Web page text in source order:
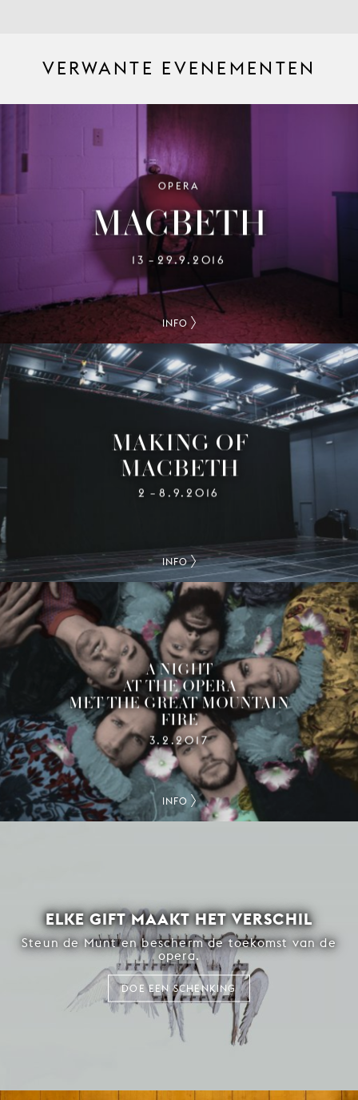
VERWANTE EVENEMENTEN
OPERA
MACBETH
13 –29.9.2016
INFO
MAKING OF
MACBETH
2 –8.9.2016
INFO
A NIGHT
AT THE OPERA
MET THE GREAT MOUNTAIN
FIRE
3.2.2017
INFO
ELKE GIFT MAAKT HET VERSCHIL
Steun de Munt en bescherm de toekomst van de
opera.
DOE EEN SCHENKING